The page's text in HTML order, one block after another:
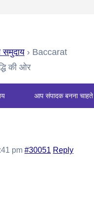
की ओर
आप संपादक बनना
समुदाय › Baccarat
pm #30051 Reply